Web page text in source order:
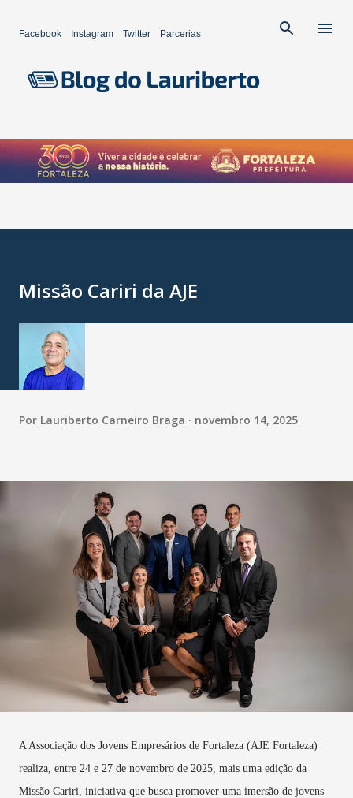
Facebook Instagram Twitter Parcerias
Missão Cariri da AJE
Por Lauriberto Carneiro Braga novembro 14, 2025
A Associação dos Jovens Empresários de Fortaleza (AJE Fortaleza)
realiza, entre 24 e 27 de novembro de 2025, mais uma edição da
Missão Cariri, iniciativa que busca promover uma imersão de jovens